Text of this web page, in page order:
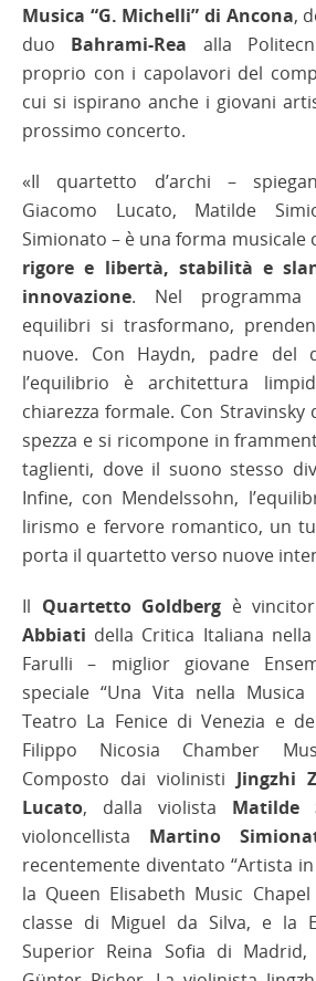
Musica “G. Michelli” di Ancona,
duo Bahrami-Rea alla
proprio con i capolavori del
cui si ispirano anche i giovani
prossimo concerto.
«Il quartetto d’archi –
Giacomo Lucato, Matilde
Simionato – è una forma musicale
rigore e libertà, stabilità e
innovazione. Nel programma
equilibri si trasformano,
nuove. Con Haydn, padre del
l’equilibrio è architettura
chiarezza formale. Con
spezza e si ricompone in
taglienti, dove il suono stesso
Infine, con Mendelssohn,
lirismo e fervore romantico, un
porta il quartetto verso nuove
Il Quartetto Goldberg è
Abbiati della Critica Italiana
Farulli – miglior giovane
speciale “Una Vita nella Musica
Teatro La Fenice di Venezia e
Filippo Nicosia Chamber
Composto dai violinisti Jingzhi
Lucato, dalla violista Matilde
violoncellista Martino
recentemente diventato “Artista in
la Queen Elisabeth Music
classe di Miguel da Silva, e la
Superior Reina Sofia di